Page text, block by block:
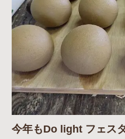
今年もDo light フェス